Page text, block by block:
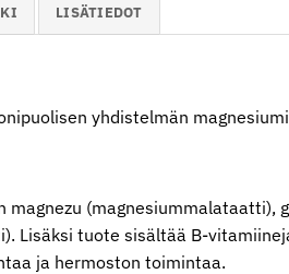
LISÄTIEDOT
yhdistelmän
magnezu (magnesiummalataatti),
Lisäksi tuote sisältää B-
ja hermoston toimintaa.